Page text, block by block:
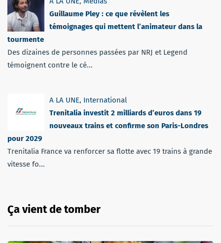
Guillaume Pley : ce que révèlent les
témoignages qui mettent l’animateur dans la
tourmente
Des dizaines de personnes passées par NRJ et Legend
témoignent contre le cé...
A LA UNE, International
Trenitalia investit 2 milliards d’euros dans 19
nouveaux trains et confirme son Paris-Londres
pour 2029
Trenitalia France va renforcer sa flotte avec 19 trains à grande
vitesse fo...
Ça vient de tomber